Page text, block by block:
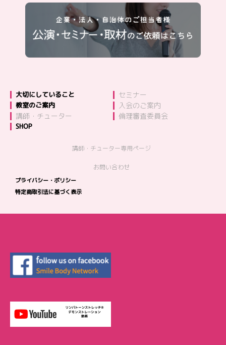
大切にしていること セミナー
教室のご案内
入会のご案内
講師・チューター
倫理審査委員会
SHOP
講師・チューター専用ページ
お問い合わせ
プライバシー・ポリシー
特定商取引法に基づく表示